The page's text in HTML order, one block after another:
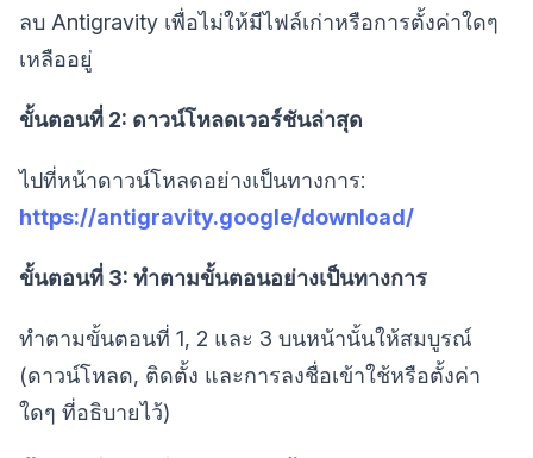
ลบ Antigravity เพื่อไม่ให้มีไฟล์เก่าหรือการตั้งค่าใดๆ
เหลืออยู่
ขั้นตอนที่ 2: ดาวน์โหลดเวอร์ชันล่าสุด
ไปที่หน้าดาวน์โหลดอย่างเป็นทางการ:
https://antigravity.google/download/
ขั้นตอนที่ 3: ทำตามขั้นตอนอย่างเป็นทางการ
ทำตามขั้นตอนที่ 1, 2 และ 3 บนหน้านั้นให้สมบูรณ์
(ดาวน์โหลด, ติดตั้ง และการลงชื่อเข้าใช้หรือตั้งค่า
ใดๆ ที่อธิบายไว้)